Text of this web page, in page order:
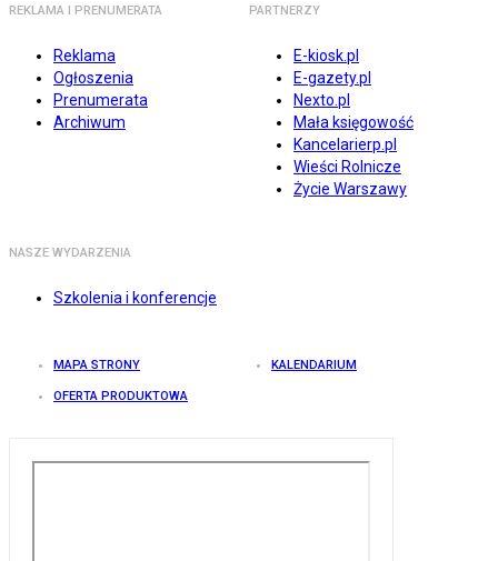
REKLAMA I PRENUMERATA
Reklama
Ogłoszenia
Prenumerata
Archiwum
PARTNERZY
E-kiosk.pl
E-gazety.pl
Nexto.pl
Mała księgowość
Kancelarierp.pl
Wieści Rolnicze
Życie Warszawy
NASZE WYDARZENIA
Szkolenia i konferencje
MAPA STRONY KALENDARIUM
OFERTA PRODUKTOWA